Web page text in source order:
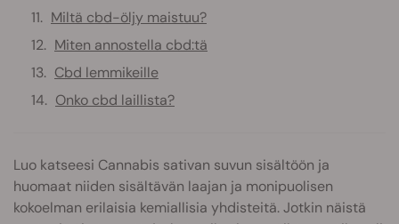
Miltä cbd-öljy maistuu?
Miten annostella cbd:tä
Cbd lemmikeille
Onko cbd laillista?
Luo katseesi Cannabis sativan suvun sisältöön ja
huomaat niiden sisältävän laajan ja monipuolisen
kokoelman erilaisia kemiallisia yhdisteitä. Jotkin näistä